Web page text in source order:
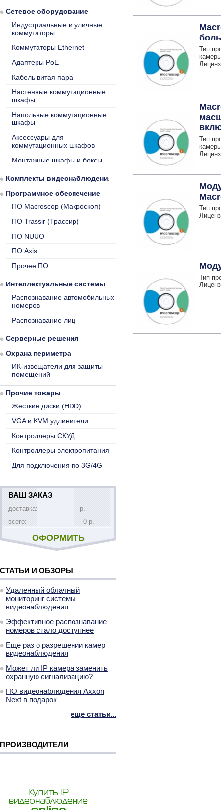
Тип
камеры
Тип
камеры
Тип
Тип
Сетевое оборудование
Индустриальные и уличные
коммутаторы
Коммутаторы Ethernet
Адаптеры PoE
Кабель витая пара
Настенные коммутационные
шкафы
Напольные коммутационные
шкафы
Аксессуары для
коммутационных шкафов
Монтажные шкафы и боксы
Комплекты видеонаблюдения
Программное обеспечение
ПО Macroscop (Макроскоп)
ПО Trassir (Трассир)
ПО NUUO
ПО Axis
Прочее ПО
Интеллектуальные системы
Распознавание автомобильных
номеров
Распознавание лиц
Серверные решения
Охрана периметра
ИК-извещатели для защиты
помещений
Прочие товары
Жесткие диски (HDD)
VGA и KVM удлинители
Контроллеры СКУД
Контроллеры электропитания
Для подключения по 3G/4G
ВАШ ЗАКАЗ
доставка:
р.
всего:
0 р.
ОФОРМИТЬ
СТАТЬИ И ОБЗОРЫ
Удаленный облачный
мониторинг системы
видеонаблюдения
Эффективное распознавание
номеров стало доступнее
Еще раз о разрешении камер
видеонаблюдения
Может ли IP камера заменить
охранную сигнализацию?
ПО видеонаблюдения Axxon
Next в подарок
еще статьи...
ПРОИЗВОДИТЕЛИ